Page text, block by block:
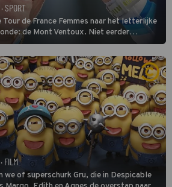
· SPORT
Tour de France Femmes naar het letterlijke
de Mont Ventoux. Niet eerder
deze koers op deze kale col uit de
naar de slotklim is vlak.
· FILM
we of superschurk Gru, die in Despicable